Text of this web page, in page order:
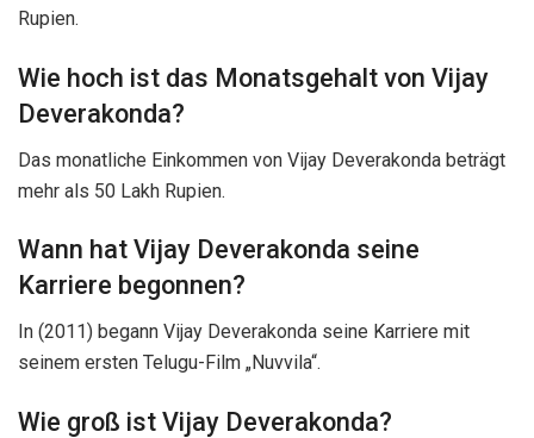
Rupien.
Wie hoch ist das Monatsgehalt von Vijay
Deverakonda?
Das monatliche Einkommen von Vijay Deverakonda beträgt
mehr als 50 Lakh Rupien.
Wann hat Vijay Deverakonda seine
Karriere begonnen?
In (2011) begann Vijay Deverakonda seine Karriere mit
seinem ersten Telugu-Film „Nuvvila“.
Wie groß ist Vijay Deverakonda?